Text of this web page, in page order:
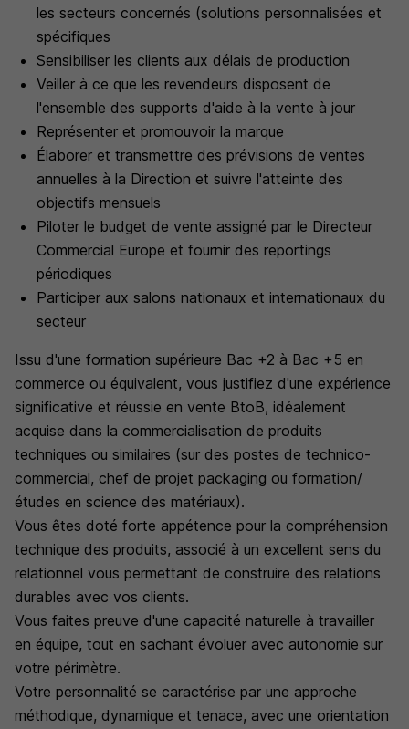
les secteurs concernés (solutions personnalisées et
spécifiques
Sensibiliser les clients aux délais de production
Veiller à ce que les revendeurs disposent de
l'ensemble des supports d'aide à la vente à jour
Représenter et promouvoir la marque
Élaborer et transmettre des prévisions de ventes
annuelles à la Direction et suivre l'atteinte des
objectifs mensuels
Piloter le budget de vente assigné par le Directeur
Commercial Europe et fournir des reportings
périodiques
Participer aux salons nationaux et internationaux du
secteur
Issu d'une formation supérieure Bac +2 à Bac +5 en
commerce ou équivalent, vous justifiez d'une expérience
significative et réussie en vente BtoB, idéalement
acquise dans la commercialisation de produits
techniques ou similaires (sur des postes de technico-
commercial, chef de projet packaging ou formation/
études en science des matériaux).
Vous êtes doté forte appétence pour la compréhension
technique des produits, associé à un excellent sens du
relationnel vous permettant de construire des relations
durables avec vos clients.
Vous faites preuve d'une capacité naturelle à travailler
en équipe, tout en sachant évoluer avec autonomie sur
votre périmètre.
Votre personnalité se caractérise par une approche
méthodique, dynamique et tenace, avec une orientation